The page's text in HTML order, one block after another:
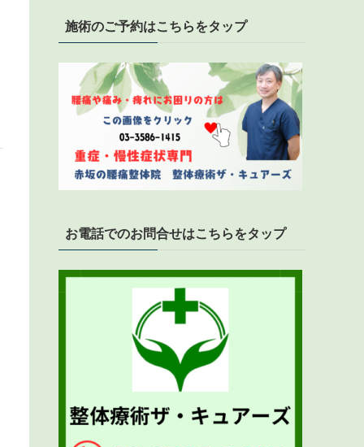
施術のご予約はこちらをタップ
お電話でのお問合せはこちらをタップ